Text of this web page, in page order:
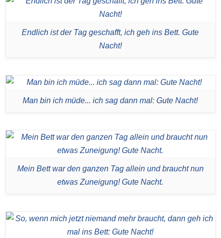
Endlich ist der Tag geschafft, ich geh ins Bett. Gute
Nacht!
Man bin ich müde... ich sag dann mal: Gute Nacht!
Mein Bett war den ganzen Tag allein und braucht nun
etwas Zuneigung! Gute Nacht.